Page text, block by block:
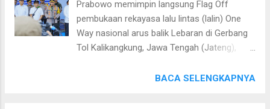
kamtibmas tetap kondusif selama bulan
Ramadan hingga perayaan Idul Fitri. “Ada
sekitar 22,15 Kg bahan peledak dan 346
petasan hasil penindakan selama kurang
jajaran Polsek, kami lakukan pemusnahan,"
Prabowo memimpin langsung Flag Off
pembukaan rekayasa lalu lintas (lalin) One
Way nasional arus balik Lebaran di Gerbang
Tol Kalikangkung, Jawa Tengah (Jateng),
dilaksanakan dari Km 414 hingga Km 70 Tol
BACA SELENGKAPNYA